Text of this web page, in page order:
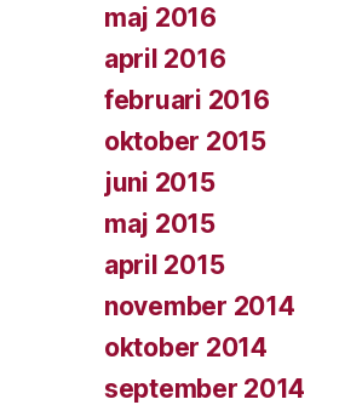
maj 2016
april 2016
februari 2016
oktober 2015
juni 2015
maj 2015
april 2015
november 2014
oktober 2014
september 2014